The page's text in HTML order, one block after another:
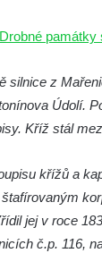
ulic Latrán a K
ve Velešíně
čp. 127 v Římově
silnice z
Údolí.
Kříž stál
křížů a
jej v roce
č.p. 116,